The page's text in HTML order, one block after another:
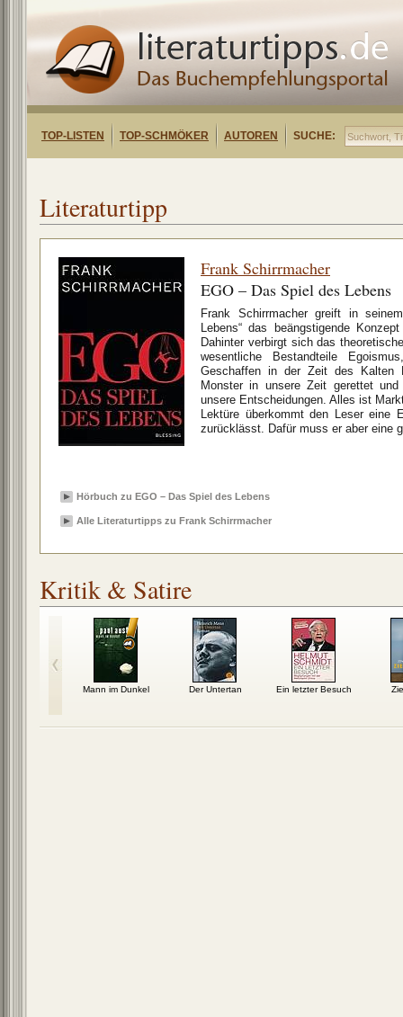
TOP-LISTEN TOP-SCHMÖKER AUTOREN SUCHE:
Literaturtipp
Frank Schirrmacher
EGO – Das Spiel des Lebens
Frank Schirrmacher greift in
Lebens“ das beängstigende
Dahinter verbirgt sich das
wesentliche Bestandteile
Geschaffen in der Zeit des Kalten
Monster in unsere Zeit gerettet
unsere Entscheidungen. Alles ist
Lektüre überkommt den Leser eine
zurücklässt. Dafür muss er aber eine
Hörbuch zu EGO – Das Spiel des Lebens
Alle Literaturtipps zu Frank Schirrmacher
Kritik & Satire
Mann im Dunkel Der Untertan Ein letzter Besuch